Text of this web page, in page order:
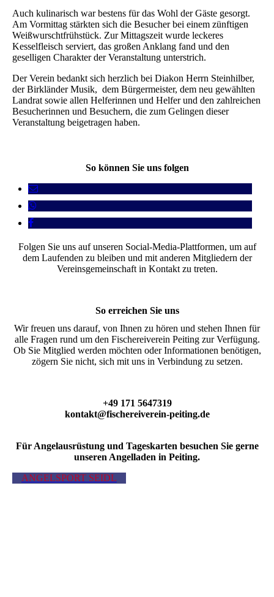
Auch kulinarisch war bestens für das Wohl der Gäste gesorgt.
Am Vormittag stärkten sich die Besucher bei einem zünftigen
Weißwurschtfrühstück. Zur Mittagszeit wurde leckeres
Kesselfleisch serviert, das großen Anklang fand und den
geselligen Charakter der Veranstaltung unterstrich.
Der Verein bedankt sich herzlich bei Diakon Herrn Steinhilber,
der Birkländer Musik, dem Bürgermeister, dem neu gewählten
Landrat sowie allen Helferinnen und Helfer und den zahlreichen
Besucherinnen und Besuchern, die zum Gelingen dieser
Veranstaltung beigetragen haben.
So können Sie uns folgen
Folgen Sie uns auf unseren Social-Media-Plattformen, um auf
dem Laufenden zu bleiben und mit anderen Mitgliedern der
Vereinsgemeinschaft in Kontakt zu treten.
So erreichen Sie uns
Wir freuen uns darauf, von Ihnen zu hören und stehen Ihnen für
alle Fragen rund um den Fischereiverein Peiting zur Verfügung.
Ob Sie Mitglied werden möchten oder Informationen benötigen,
zögern Sie nicht, sich mit uns in Verbindung zu setzen.
+49 171 5647319
kontakt@fischereiverein-peiting.de
Für Angelausrüstung und Tageskarten besuchen Sie gerne
unseren Angelladen in Peiting.
ANGELSPORT SEIDL